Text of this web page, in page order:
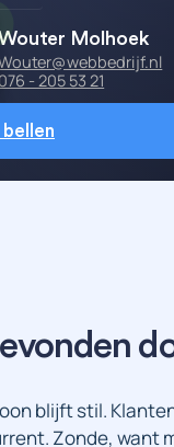
Molhoek
- 205 53 21
blijft stil.
Zonde, want